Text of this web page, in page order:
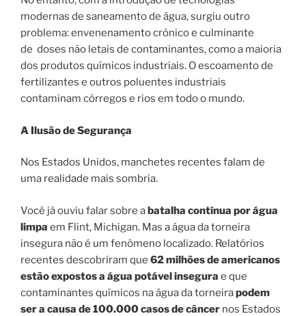
modernas de saneamento de água, surgiu outro
problema: envenenamento crônico e culminante
de doses não letais de contaminantes, como a maioria
dos produtos químicos industriais. O escoamento de
fertilizantes e outros poluentes industriais
contaminam córregos e rios em todo o mundo.
A Ilusão de Segurança
Nos Estados Unidos, manchetes recentes falam de
uma realidade mais sombria.
Você já ouviu falar sobre abatalha contínua por água
limpa em Flint, Michigan. Mas a água da torneira
insegura não é um fenômeno localizado. Relatórios
recentes descobriram que 62 milhões de americanos
estão expostos a água potável insegura e que
contaminantes químicos na água da torneirapodem
ser a causa de 100.000 casos de câncer nos Estados